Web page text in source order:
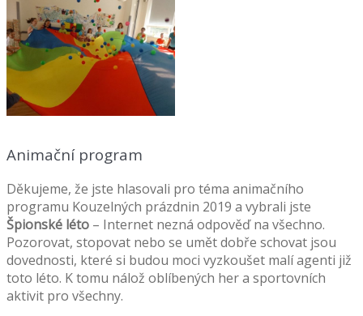
Animační program
Děkujeme, že jste hlasovali pro téma animačního
programu Kouzelných prázdnin 2019 a vybrali jste
Špionské léto – Internet nezná odpověď na všechno.
Pozorovat, stopovat nebo se umět dobře schovat jsou
dovednosti, které si budou moci vyzkoušet malí agenti již
toto léto. K tomu nálož oblíbených her a sportovních
aktivit pro všechny.